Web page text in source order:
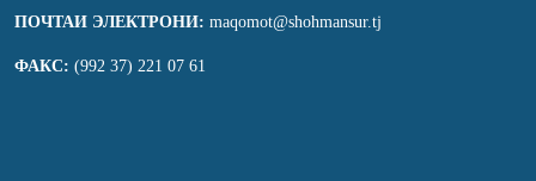
ПОЧТАИ ЭЛЕКТРОНИ: maqomot@shohmansur.tj
ФАКС: (992 37) 221 07 61